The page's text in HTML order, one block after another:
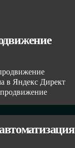
в Яндекс Директ